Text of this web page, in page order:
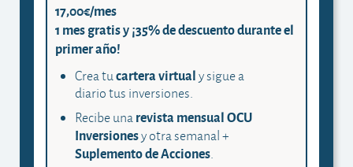
17,00€/mes
1 mes gratis y ¡35% de descuento durante el
primer año!
Crea tucartera virtualy sigue a
diario tus inversiones.
Recibe unarevista mensual OCU
Inversionesy otra semanal +
Suplemento de Acciones.